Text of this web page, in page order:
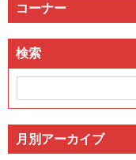
コーナー
検索
月別アーカイブ